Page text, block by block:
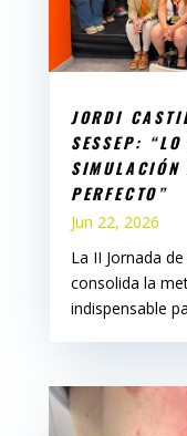
JORDI
SESSEP:
SIMULACIÓN
PERFECTO”
Jun 22, 2026
La II Jornada
consolida la
indispensable